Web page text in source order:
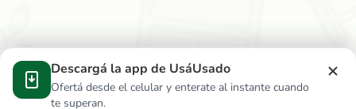
Descargá la app de UsáUsado
Ofertá desde el celular y enterate al instante cuando
te superan.